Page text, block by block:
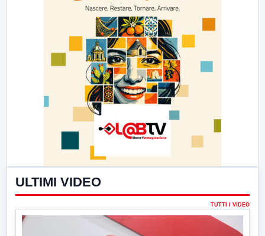
ULTIMI VIDEO
TUTTI I VIDEO